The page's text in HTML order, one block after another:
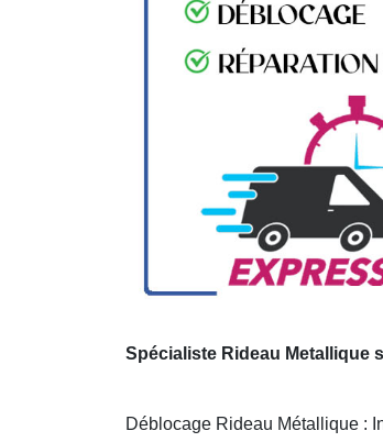
Spécialiste Rideau Metallique
Déblocage Rideau Métallique :